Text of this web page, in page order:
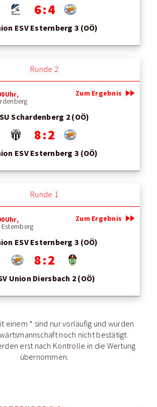
6 : 4
ESV Esternberg 3 (OÖ)
Runde 2
SU Schardenberg 2 (OÖ)
8 : 2
ESV Esternberg 3 (OÖ)
Zum Ergebnis fast_forward
Runde 1
ESV Esternberg 3 (OÖ)
8 : 2
Union Diersbach 2 (OÖ)
Zum Ergebnis fast_forward
einem * sind nur vorläufig und wurden
noch nicht bestätigt.
erst nach Kontrolle in die Wertung
übernommen.